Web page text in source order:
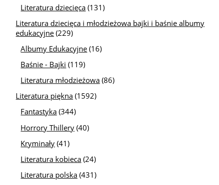
Literatura dziecięca (131)
Literatura dziecięca i młodzieżowa bajki i baśnie albumy
edukacyjne (229)
Albumy Edukacyjne (16)
Baśnie - Bajki (119)
Literatura młodzieżowa (86)
Literatura piękna (1592)
Fantastyka (344)
Horrory Thillery (40)
Kryminały (41)
Literatura kobieca (24)
Literatura polska (431)